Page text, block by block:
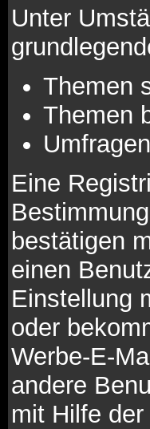
Unter
Themen
Themen
Eine
bestätigen
einen
Einstellung
oder
Werbe-E-
andere
mit Hilfe